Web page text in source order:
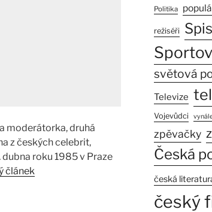
moderátorka, druhá
z českých celebrit,
roku 1985 v Praze
článek
Politika
režiséři
světová
Televize
Vojevůdci
zpěvačky
Česká
česká
český